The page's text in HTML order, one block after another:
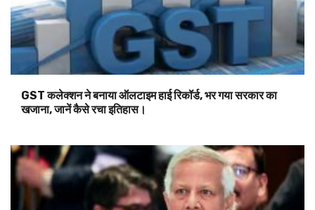
GST कलेक्शन ने बनाया ऑलटाइम हाई रिकॉर्ड, भर गया सरकार का
खजाना, जानें कैसे रचा इतिहास।